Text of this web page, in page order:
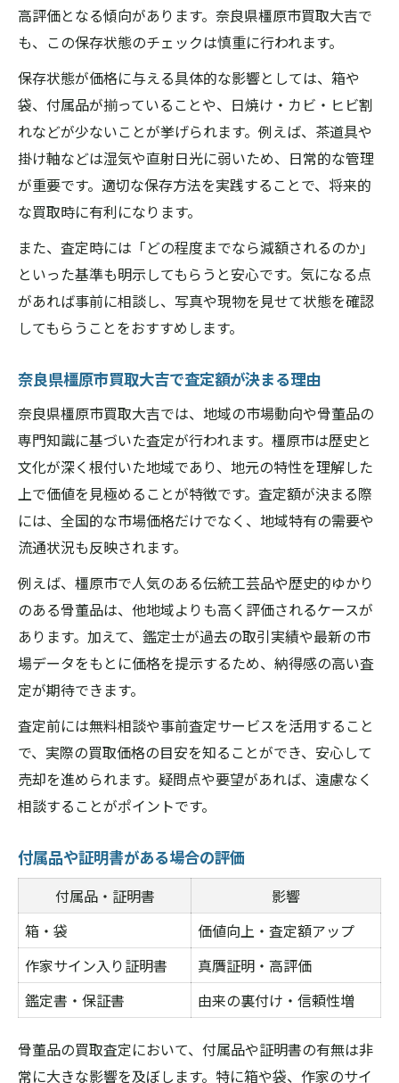
高評価となる傾向があります。奈良県橿原市買取大吉で
も、この保存状態のチェックは慎重に行われます。
保存状態が価格に与える具体的な影響としては、箱や
袋、付属品が揃っていることや、日焼け・カビ・ヒビ割
れなどが少ないことが挙げられます。例えば、茶道具や
掛け軸などは湿気や直射日光に弱いため、日常的な管理
が重要です。適切な保存方法を実践することで、将来的
な買取時に有利になります。
また、査定時には「どの程度までなら減額されるのか」
といった基準も明示してもらうと安心です。気になる点
があれば事前に相談し、写真や現物を見せて状態を確認
してもらうことをおすすめします。
奈良県橿原市買取大吉で査定額が決まる理由
奈良県橿原市買取大吉では、地域の市場動向や骨董品の
専門知識に基づいた査定が行われます。橿原市は歴史と
文化が深く根付いた地域であり、地元の特性を理解した
上で価値を見極めることが特徴です。査定額が決まる際
には、全国的な市場価格だけでなく、地域特有の需要や
流通状況も反映されます。
例えば、橿原市で人気のある伝統工芸品や歴史的ゆかり
のある骨董品は、他地域よりも高く評価されるケースが
あります。加えて、鑑定士が過去の取引実績や最新の市
場データをもとに価格を提示するため、納得感の高い査
定が期待できます。
査定前には無料相談や事前査定サービスを活用すること
で、実際の買取価格の目安を知ることができ、安心して
売却を進められます。疑問点や要望があれば、遠慮なく
相談することがポイントです。
付属品や証明書がある場合の評価
付属品・証明書
影響
箱・袋
価値向上・査定額アップ
作家サイン入り証明書
真贋証明・高評価
鑑定書・保証書
由来の裏付け・信頼性増
骨董品の買取査定において、付属品や証明書の有無は非
常に大きな影響を及ぼします。特に箱や袋、作家のサイ